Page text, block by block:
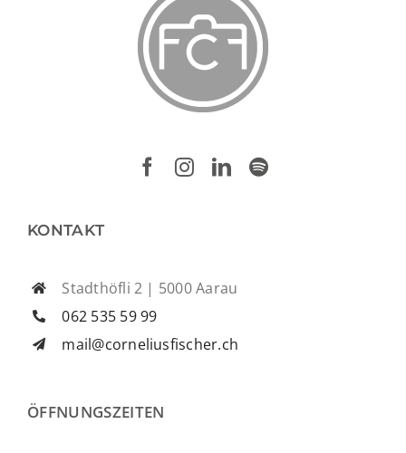
KONTAKT
Stadthöfli 2 | 5000 Aarau
062 535 59 99
mail@corneliusfischer.ch
ÖFFNUNGSZEITEN